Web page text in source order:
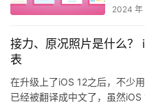
2024 年
接力、原况照片是什么？
表
在升级上了iOS 12之后，不少
已经被翻译成中文了，虽然